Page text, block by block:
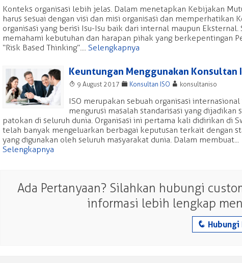
Konteks organisasi lebih jelas. Dalam menetapkan Kebijakan
harus sesuai dengan visi dan misi organisasi dan memperhatikan
organisasi yang berisi Isu-Isu baik dari internal maupun Eksternal.
memahami kebutuhan dan harapan pihak yang berkepentingan
“Risk Based Thinking”.... Selengkapnya
Keuntungan Menggunakan Konsultan
T 9 August 2017 F Konsultan ISO A konsultaniso
ISO merupakan sebuah organisasi internasional
mengurusi masalah standarisasi yang dijadikan
patokan di seluruh dunia. Organisasi ini pertama kali didirikan di
telah banyak mengeluarkan berbagai keputusan terkait dengan
yang digunakan oleh seluruh masyarakat dunia. Dalam membuat...
Selengkapnya
Ada Pertanyaan? Silahkan hubungi
informasi lebih lengkap
q Hubungi